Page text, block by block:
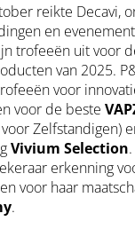
reikte Decavi,
en
trofeeën uit voor
van 2025.
voor
voor de beste
Zelfstandigen)
Vivium Selection
erkenning
en voor haar
.